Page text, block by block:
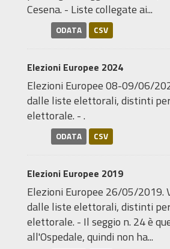
Cesena. - Liste collegate ai...
ODATA CSV
Elezioni Europee 2024
Elezioni Europee 08-09/06/
dalle liste elettorali, distinti
elettorale. - .
ODATA CSV
Elezioni Europee 2019
Elezioni Europee 26/05/2019.
dalle liste elettorali, distinti
elettorale. - Il seggio n. 24 è
all'Ospedale, quindi non ha...